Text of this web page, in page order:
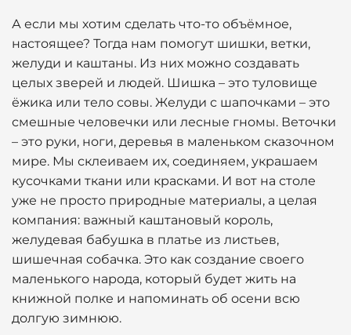
А если мы хотим сделать что-то объёмное,
настоящее? Тогда нам помогут шишки, ветки,
желуди и каштаны. Из них можно создавать
целых зверей и людей. Шишка – это туловище
ёжика или тело совы. Желуди с шапочками – это
смешные человечки или лесные гномы. Веточки
– это руки, ноги, деревья в маленьком сказочном
мире. Мы склеиваем их, соединяем, украшаем
кусочками ткани или красками. И вот на столе
уже не просто природные материалы, а целая
компания: важный каштановый король,
желудевая бабушка в платье из листьев,
шишечная собачка. Это как создание своего
маленького народа, который будет жить на
книжной полке и напоминать об осени всю
долгую зимнюю.